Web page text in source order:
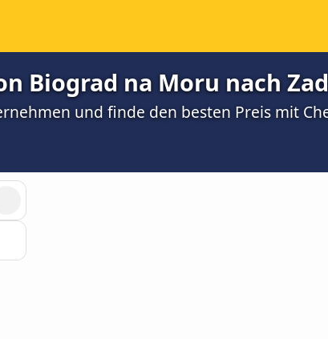
Biograd na Moru nach
und finde den besten Preis mit